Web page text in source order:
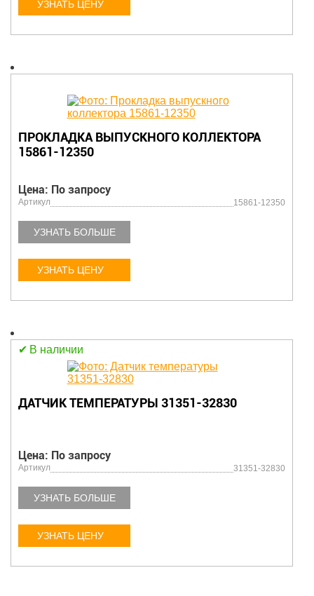
УЗНАТЬ ЦЕНУ
ПРОКЛАДКА ВЫПУСКНОГО КОЛЛЕКТОРА
15861-12350
Цена: По запросу
Артикул 15861-12350
УЗНАТЬ БОЛЬШЕ
УЗНАТЬ ЦЕНУ
В наличии
ДАТЧИК ТЕМПЕРАТУРЫ 31351-32830
Цена: По запросу
Артикул 31351-32830
УЗНАТЬ БОЛЬШЕ
УЗНАТЬ ЦЕНУ